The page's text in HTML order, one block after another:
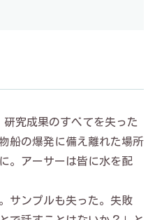
研究成果のすべてを失った
船の爆発に備え離れた場所
。アーサーは皆に水を配
サンプルも失った。失敗